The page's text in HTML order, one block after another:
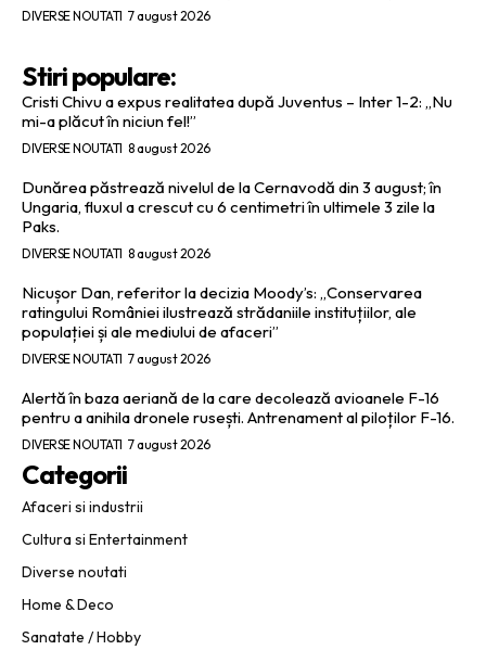
DIVERSE NOUTATI 7 august 2026
Stiri populare:
Cristi Chivu a expus realitatea după Juventus – Inter 1-2: „Nu
mi-a plăcut în niciun fel!”
DIVERSE NOUTATI 8 august 2026
Dunărea păstrează nivelul de la Cernavodă din 3 august; în
Ungaria, fluxul a crescut cu 6 centimetri în ultimele 3 zile la
Paks.
DIVERSE NOUTATI 8 august 2026
Nicușor Dan, referitor la decizia Moody’s: „Conservarea
ratingului României ilustrează strădaniile instituțiilor, ale
populației și ale mediului de afaceri”
DIVERSE NOUTATI 7 august 2026
Alertă în baza aeriană de la care decolează avioanele F-16
pentru a anihila dronele rusești. Antrenament al piloților F-16.
DIVERSE NOUTATI 7 august 2026
Categorii
Afaceri si industrii
Cultura si Entertainment
Diverse noutati
Home & Deco
Sanatate / Hobby